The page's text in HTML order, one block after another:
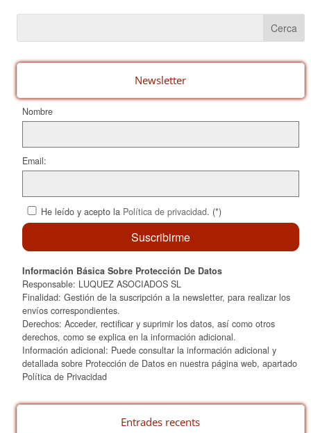
e
b
o
k
e
st
p
ar
te
ix
Newsletter
Nombre
Email:
He leído y acepto la Política de privacidad. (*)
Información Básica Sobre Protección De Datos
Responsable: LUQUEZ ASOCIADOS SL
Finalidad: Gestión de la suscripción a la newsletter, para realizar los
envíos correspondientes.
Derechos: Acceder, rectificar y suprimir los datos, así como otros
derechos, como se explica en la información adicional.
Información adicional: Puede consultar la información adicional y
detallada sobre Protección de Datos en nuestra página web, apartado
Política de Privacidad
Entrades recents